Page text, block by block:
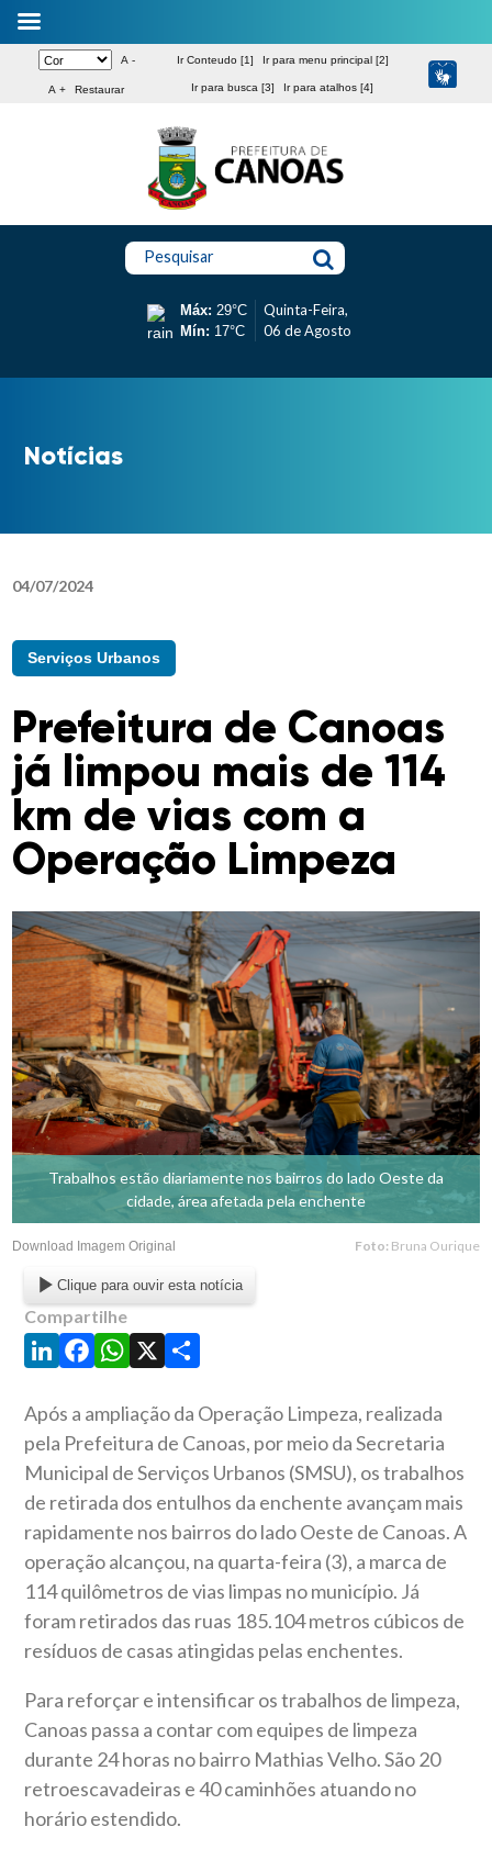
A -
A + Restaurar
Ir Conteudo [1] Ir para menu principal [2]
Ir para busca [3] Ir para atalhos [4]
Pesquisar
Máx: 29°C
Mín: 17°C
Quinta-Feira,
06 de Agosto
Notícias
04/07/2024
Serviços Urbanos
Prefeitura de Canoas
já limpou mais de 114
km de vias com a
Operação Limpeza
Trabalhos estão diariamente nos bairros do lado Oeste da
cidade, área afetada pela enchente
Download Imagem Original Foto: Bruna Ourique
Clique para ouvir esta notícia
Compartilhe
LinkedIn
Facebook
WhatsApp
X Share
Após a ampliação da Operação Limpeza, realizada
pela Prefeitura de Canoas, por meio da Secretaria
Municipal de Serviços Urbanos (SMSU), os trabalhos
de retirada dos entulhos da enchente avançam mais
rapidamente nos bairros do lado Oeste de Canoas. A
operação alcançou, na quarta-feira (3), a marca de
114 quilômetros de vias limpas no município. Já
foram retirados das ruas 185.104 metros cúbicos de
resíduos de casas atingidas pelas enchentes.
Para reforçar e intensificar os trabalhos de limpeza,
Canoas passa a contar com equipes de limpeza
durante 24 horas no bairro Mathias Velho. São 20
retroescavadeiras e 40 caminhões atuando no
horário estendido.